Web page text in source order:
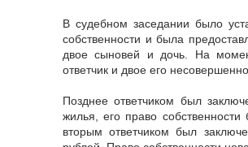
В судебном заседании было
собственности и была
двое сыновей и дочь. На
ответчик и двое его
Позднее ответчиком был
жилья, его право
вторым ответчиком был